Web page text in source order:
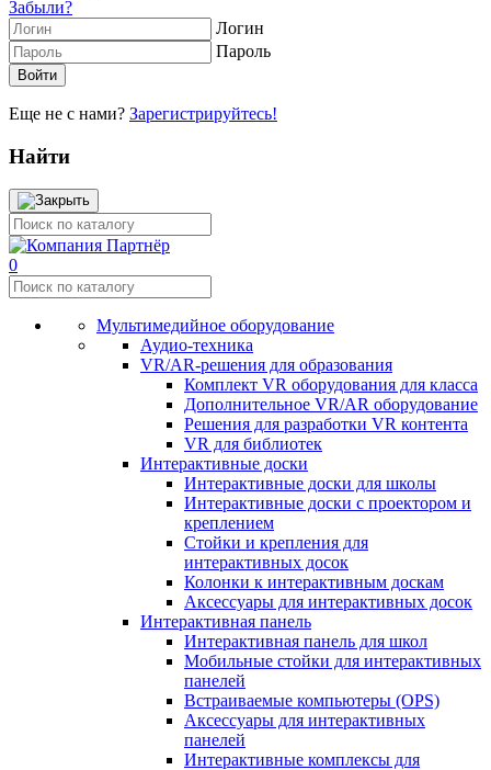
Забыли?
Логин
Пароль
Еще не с нами? Зарегистрируйтесь!
Найти
0
Мультимедийное оборудование
Аудио-техника
VR/AR-решения для образования
Комплект VR оборудования для класса
Дополнительное VR/AR оборудование
Решения для разработки VR контента
VR для библиотек
Интерактивные доски
Интерактивные доски для школы
Интерактивные доски с проектором и
креплением
Стойки и крепления для
интерактивных досок
Колонки к интерактивным доскам
Аксессуары для интерактивных досок
Интерактивная панель
Интерактивная панель для школ
Мобильные стойки для интерактивных
панелей
Встраиваемые компьютеры (OPS)
Аксессуары для интерактивных
панелей
Интерактивные комплексы для